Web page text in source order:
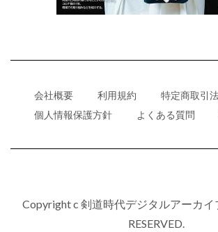
会社概要 利用規約
特定商取引
個人情報保護方針
よくある質問
Copyright c 剣道時代デジタルアーカイ
RESERVED.